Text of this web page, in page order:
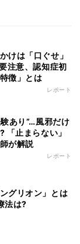
けは「口ぐせ」
注意、認知症初
徴」とは
レポート
あり”…風邪だけ
「止まらない」
が解説
レポート
グリオン」とは
法は?